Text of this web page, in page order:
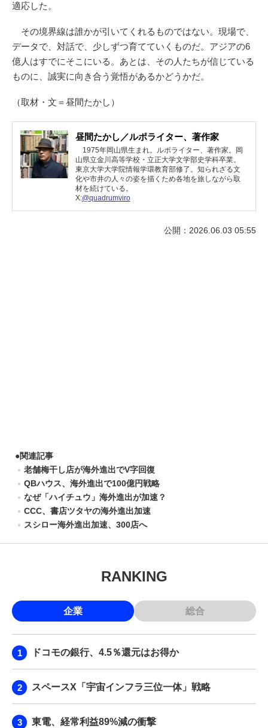
適応した。
その境界線は誰かが引いてくれるものではない。現場で、
データで、対話で、少しずつ育てていくものだ。アジアの6
億人はすでにそこにいる。あとは、その人たちが信じている
ものに、誠実に向き合う覚悟があるかどうかだ。
（取材・文＝昼間たかし）
昼間たかし／ルポライター、著作家
1975年岡山県生まれ。ルポライター、著作家。岡
山県立金川高等学校・立正大学文学部史学科卒業。
東京大学大学院情報学環教育部修了。知られざる文
化や市井の人々の姿を描くため各地を旅しながら取
材を続けている。
X:@quadrumviro
公開：2026.06.03 05:55
●関連記事
老舗梅干し店が海外進出でV字回復
QBハウス、海外進出で100億円戦略
なぜ「ハイチュウ」海外進出が加速？
CCC、書店ツタヤの海外進出加速
スシロー海外進出加速、300店へ
RANKING
企業 総合
ドコモの銀行、4.5％還元はお得か
スペースX「宇宙インフラ三位一体」戦略
東電、経常利益89%減の衝撃